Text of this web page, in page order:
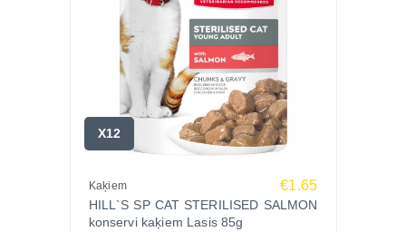
X12
Kaķiem €1.65
HILL`S SP CAT STERILISED SALMON
konservi kaķiem Lasis 85g